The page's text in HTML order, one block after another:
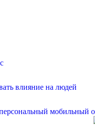
влияние на людей
мобильный